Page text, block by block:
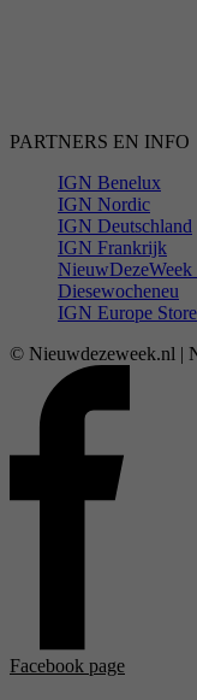
PARTNERS EN INFO
IGN Benelux
IGN Nordic
IGN Deutschland
IGN Frankrijk
NieuwDezeWeek
Diesewocheneu
IGN Europe Store
© Nieuwdezeweek.nl |
Facebook page